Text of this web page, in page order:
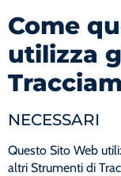
Come
utilizza
NECESSARI
Questo Sito Web
altri Strumenti di